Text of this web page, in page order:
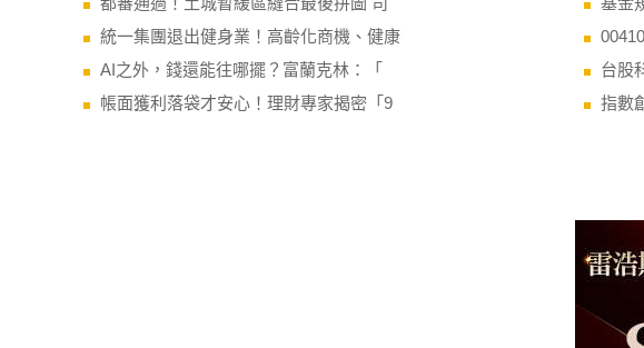
統一集團退出健身業！高齡化商機、健康
AI之外，錢還能往哪擺？富蘭克林：「
帳面獲利落袋才安心！理財專家揭密「9
台股
指數